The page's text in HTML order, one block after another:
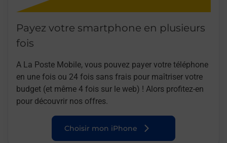
Payez votre smartphone en plusieurs
fois
A La Poste Mobile, vous pouvez payer votre téléphone
en une fois ou 24 fois sans frais pour maîtriser votre
budget (et même 4 fois sur le web) ! Alors profitez-en
pour découvrir nos offres.
Choisir mon iPhone